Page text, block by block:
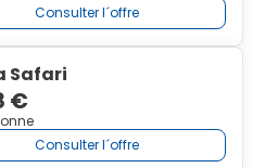
Consulter l´offre
Safari
€
Consulter l´offre